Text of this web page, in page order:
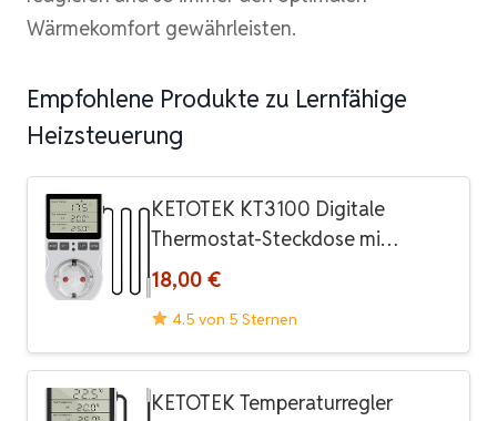
Wärmekomfort gewährleisten.
Empfohlene Produkte zu Lernfähige
Heizsteuerung
KETOTEK KT3100 Digitale
Thermostat-Steckdose mi…
18,00 €
4.5 von 5 Sternen
KETOTEK Temperaturregler